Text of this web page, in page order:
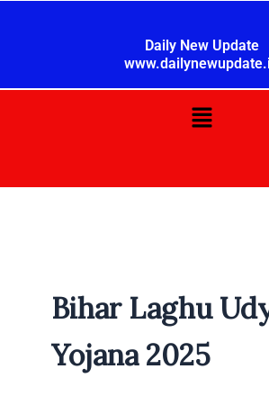
Daily New Update
Menu
Bihar Laghu
Yojana 2025